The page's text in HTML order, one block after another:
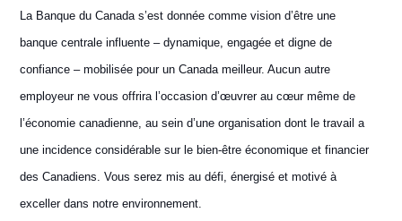
La Banque du Canada s’est donnée comme vision d’être une
banque centrale influente – dynamique, engagée et digne de
confiance – mobilisée pour un Canada meilleur. Aucun autre
employeur ne vous offrira l’occasion d’œuvrer au cœur même de
l’économie canadienne, au sein d’une organisation dont le travail a
une incidence considérable sur le bien-être économique et financier
des Canadiens. Vous serez mis au défi, énergisé et motivé à
exceller dans notre environnement.